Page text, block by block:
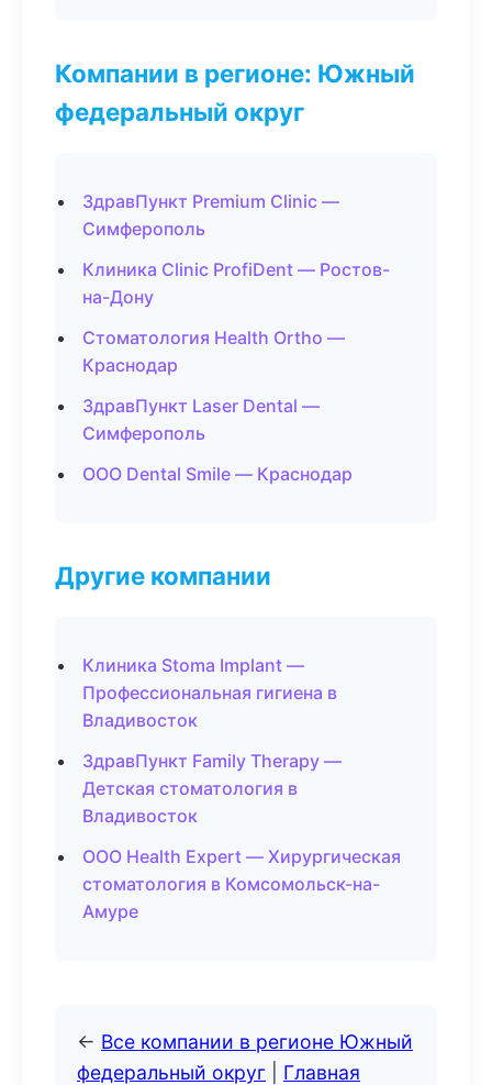
Компании в регионе: Южный
федеральный округ
ЗдравПункт Premium Clinic —
Симферополь
Клиника Clinic ProfiDent — Ростов-
на-Дону
Стоматология Health Ortho —
Краснодар
ЗдравПункт Laser Dental —
Симферополь
ООО Dental Smile — Краснодар
Другие компании
Клиника Stoma Implant —
Профессиональная гигиена в
Владивосток
ЗдравПункт Family Therapy —
Детская стоматология в
Владивосток
ООО Health Expert — Хирургическая
стоматология в Комсомольск-на-
Амуре
← Все компании в регионе Южный
федеральный округ
Главная